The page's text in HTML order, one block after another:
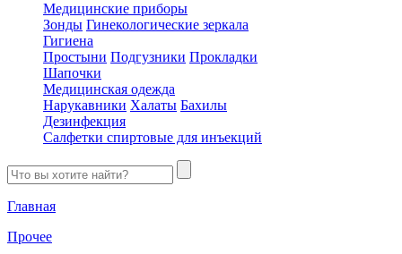
Медицинские приборы
Зонды Гинекологические зеркала
Гигиена
Простыни Подгузники Прокладки
Шапочки
Медицинская одежда
Нарукавники Халаты Бахилы
Дезинфекция
Салфетки спиртовые для инъекций
Главная
Прочее